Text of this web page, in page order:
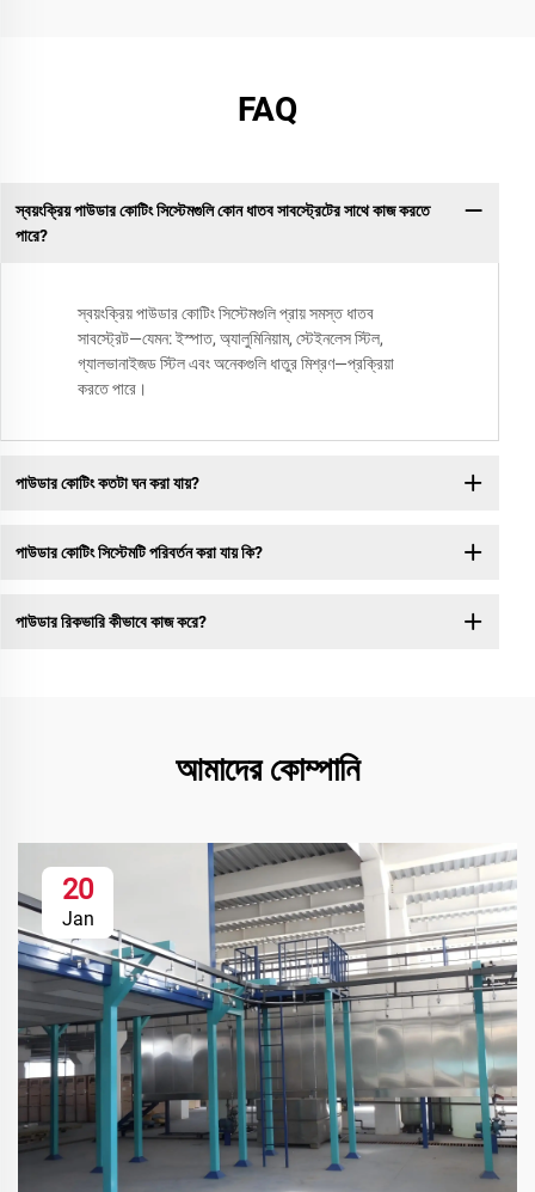
FAQ
স্বয়ংক্রিয় পাউডার কোটিং সিস্টেমগুলি কোন ধাতব সাবস্ট্রেটের সাথে কাজ করতে
পারে?
স্বয়ংক্রিয় পাউডার কোটিং সিস্টেমগুলি প্রায় সমস্ত ধাতব
সাবস্ট্রেট—যেমন: ইস্পাত, অ্যালুমিনিয়াম, স্টেইনলেস স্টিল,
গ্যালভানাইজড স্টিল এবং অনেকগুলি ধাতুর মিশ্রণ—প্রক্রিয়া
করতে পারে।
পাউডার কোটিং কতটা ঘন করা যায়?
পাউডার কোটিং সিস্টেমটি পরিবর্তন করা যায় কি?
পাউডার রিকভারি কীভাবে কাজ করে?
আমাদের কোম্পানি
20
Jan